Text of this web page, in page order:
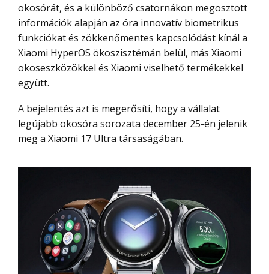
okosórát, és a különböző csatornákon megosztott
információk alapján az óra innovatív biometrikus
funkciókat és zökkenőmentes kapcsolódást kínál a
Xiaomi HyperOS ökoszisztémán belül, más Xiaomi
okoseszközökkel és Xiaomi viselhető termékekkel
együtt.
A bejelentés azt is megerősíti, hogy a vállalat
legújabb okosóra sorozata december 25-én jelenik
meg a Xiaomi 17 Ultra társaságában.